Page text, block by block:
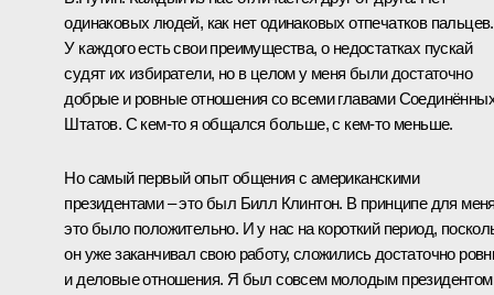
одинаковых людей, как нет одинаковых отпечатков пальцев.
У каждого есть свои преимущества, о недостатках пускай
судят их избиратели, но в целом у меня были достаточно
добрые и ровные отношения со всеми главами
Штатов. С кем‑то я общался больше, с кем‑то меньше.
Но самый первый опыт общения с американскими
президентами – это был Билл Клинтон. В принципе для
это было положительно. И у нас на короткий период,
он уже заканчивал свою работу, сложились достаточно
и деловые отношения. Я был совсем молодым